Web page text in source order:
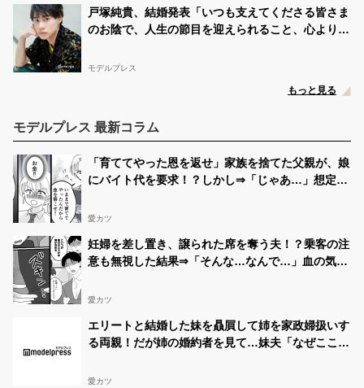
戸塚純貴、結婚発表「いつも支えてくださる皆さま
のお陰で、人生の節目を迎えられること、心より感
モデルプレス
もっと見る
モデルプレス 最新コラム
「育ててやった恩を返せ」家族を捨てた父親が、娘
にバイト代を要求！？しかし⇒「じゃあ…」想定外
愛カツ
妊婦を差し置き、譲られた席を奪う夫！？乗客の注
意も無視した結果⇒「そんな…なんで…」血の気が
愛カツ
エリートと結婚した妹を贔屓して姉を家政婦扱いす
る両親！だが姉の婚約者を見て…妹夫「なぜここ
愛カツ